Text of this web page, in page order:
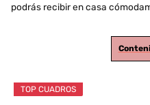
podrás recibir en casa
TOP CUADROS